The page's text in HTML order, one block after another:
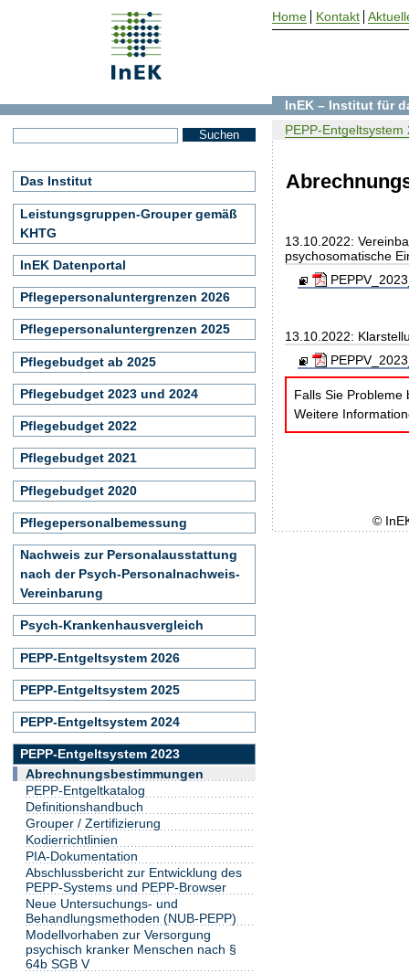
13.10.2022:
psychosomatische
13.10.2022:
Falls Sie Probleme
Weitere
InEK – Institut für
PEPP-Entgeltsystem
Das Institut
Leistungsgruppen-Grouper gemäß
KHTG
InEK Datenportal
Pflegepersonaluntergrenzen 2026
Pflegepersonaluntergrenzen 2025
Pflegebudget ab 2025
Pflegebudget 2023 und 2024
Pflegebudget 2022
Pflegebudget 2021
Pflegebudget 2020
Pflegepersonalbemessung
Nachweis zur Personalausstattung
nach der Psych-Personalnachweis-
Vereinbarung
Psych-Krankenhausvergleich
PEPP-Entgeltsystem 2026
PEPP-Entgeltsystem 2025
PEPP-Entgeltsystem 2024
PEPP-Entgeltsystem 2023
Abrechnungsbestimmungen
PEPP-Entgeltkatalog
Definitionshandbuch
Grouper / Zertifizierung
Kodierrichtlinien
PIA-Dokumentation
Abschlussbericht zur Entwicklung des
PEPP-Systems und PEPP-Browser
Neue Untersuchungs- und
Behandlungsmethoden (NUB-PEPP)
Modellvorhaben zur Versorgung
psychisch kranker Menschen nach §
64b SGB V
Home Kontakt
©